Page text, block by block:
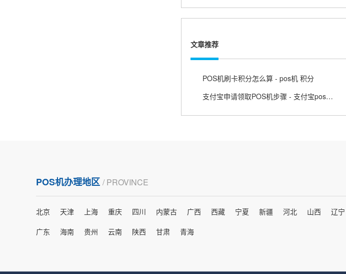
很满意！
文章推荐
POS机刷卡积分怎么算 - pos机 积分
支付宝申请领取POS机步骤 - 支付宝pos机功能怎么免费申请
POS机办理地区 / PROVINCE
北京 天津 上海 重庆 四川 内蒙古 广西 西藏 宁夏 新疆 河北 山西 辽宁
广东
海南 贵州 云南 陕西 甘肃 青海